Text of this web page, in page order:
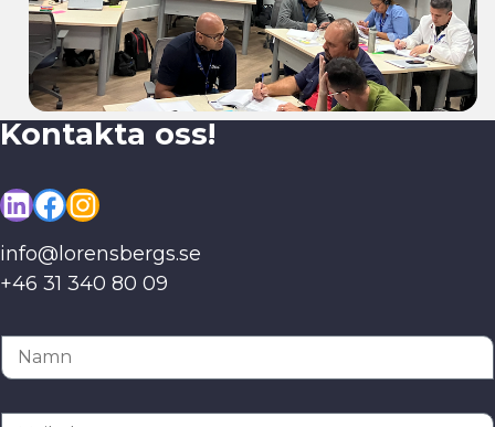
på
jobbet
Kontakta oss!
LinkedIn
Facebook
Instagram
info@lorensbergs.se
+46 31 340 80 09